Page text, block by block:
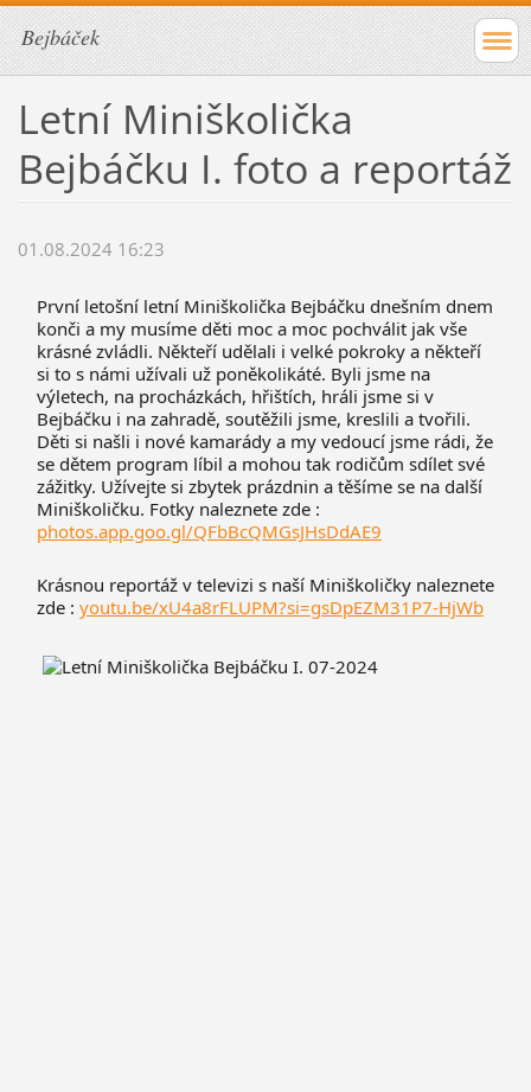
Bejbáček
Letní Miniškolička
Bejbáčku I. foto a reportáž
01.08.2024 16:23
První letošní letní Miniškolička Bejbáčku dnešním dnem
konči a my musíme děti moc a moc pochválit jak vše
krásné zvládli. Někteří udělali i velké pokroky a někteří
si to s námi užívali už poněkolikáté. Byli jsme na
výletech, na procházkách, hřištích, hráli jsme si v
Bejbáčku i na zahradě, soutěžili jsme, kreslili a tvořili.
Děti si našli i nové kamarády a my vedoucí jsme rádi, že
se dětem program líbil a mohou tak rodičům sdílet své
zážitky. Užívejte si zbytek prázdnin a těšíme se na další
Miniškoličku. Fotky naleznete zde :
photos.app.goo.gl/QFbBcQMGsJHsDdAE9
Krásnou reportáž v televizi s naší Miniškoličky naleznete
zde : youtu.be/xU4a8rFLUPM?si=gsDpEZM31P7-HjWb